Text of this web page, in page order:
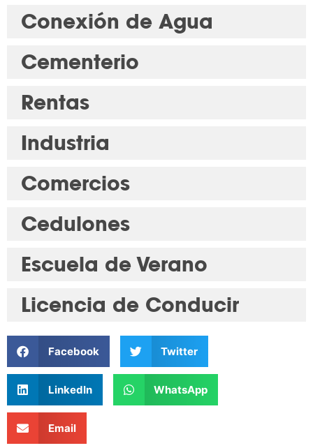
Conexión de Agua
Cementerio
Rentas
Industria
Comercios
Cedulones
Escuela de Verano
Licencia de Conducir
Facebook Twitter
LinkedIn WhatsApp
Email